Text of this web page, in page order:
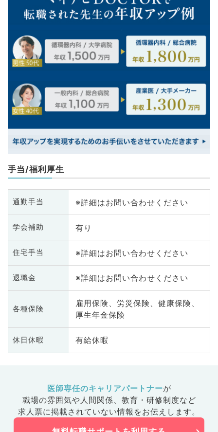
手当/福利厚生
通勤手当 ※詳細はお問い合わせください
学会補助 有り
住宅手当 ※詳細はお問い合わせください
退職金 ※詳細はお問い合わせください
各種保険
雇用保険、労災保険、健康保険、
厚生年金保険
休日休暇 有給休暇
医師専任のキャリアパートナーが
職場の雰囲気や人間関係、 教育・研修制度など
求人票に掲載されていない情報をお伝えします。